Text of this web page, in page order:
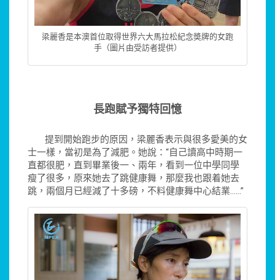
梁麗香是本澳首位取得世界六大馬拉松紀念奬牌的女跑
手（圖片由受訪者提供）
長跑賦予獨特回憶
提到開始跑步的原因，梁麗香表示與很多愛美的女
士一樣，當初是為了減肥。她說：“自己讀高中時期一
直都很肥，直到畢業後一、兩年，看到一位中學同學
瘦了很多，原來她去了跳健康舞，那麼我也跟着她去
跳，兩個月已經減了十多磅，不料健康舞中心結業……”